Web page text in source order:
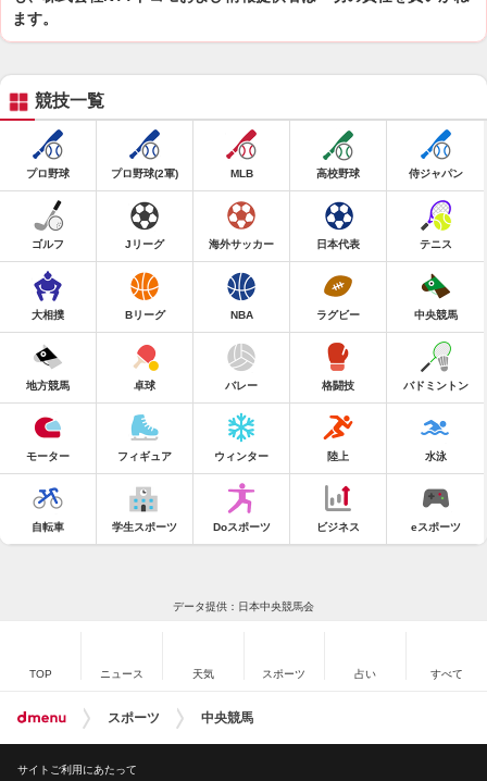
ます。
競技一覧
プロ野球 プロ野球(2軍) MLB 高校野球 侍ジャパン
ゴルフ Jリーグ 海外サッカー 日本代表 テニス
大相撲 Bリーグ NBA ラグビー 中央競馬
地方競馬 卓球 バレー 格闘技 バドミントン
モーター フィギュア ウィンター 陸上 水泳
自転車 学生スポーツ Doスポーツ ビジネス eスポーツ
データ提供：日本中央競馬会
TOP ニュース 天気 スポーツ 占い すべて
スポーツ 中央競馬
サイトご利用にあたって